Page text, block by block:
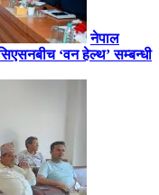
नेपाल
‘वन हेल्थ’ सम्बन्धी